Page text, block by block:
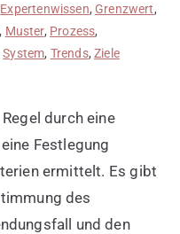
Expertenwissen, Grenzwert,
, Muster, Prozess,
System, Trends,Ziele
durch eine
Festlegung
ermittelt. Es gibt
des
und den